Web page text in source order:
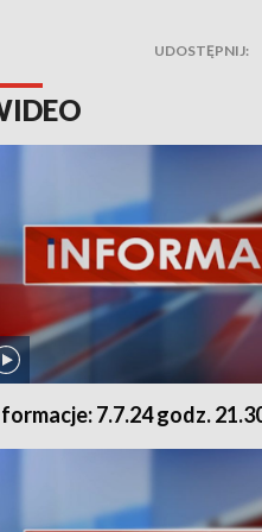
UDOSTĘPNIJ:
7.7.24 godz.